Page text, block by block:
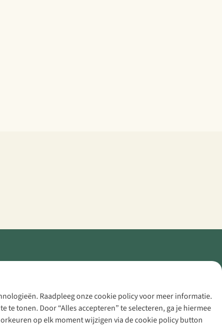
Raadpleeg onze cookie policy voor meer informatie.
tonen. Door “Alles accepteren” te selecteren, ga je hiermee
op elk moment wijzigen via de cookie policy button